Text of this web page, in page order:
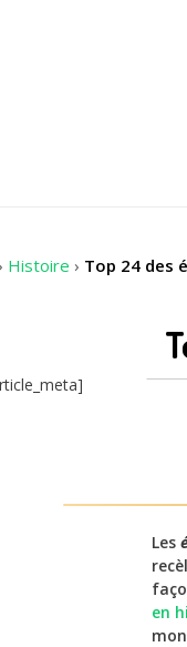
› Histoire › Top 24 des
Les
en